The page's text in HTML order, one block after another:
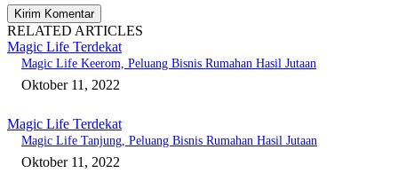
RELATED ARTICLES
Magic Life Terdekat
Magic Life Keerom, Peluang Bisnis Rumahan Hasil Jutaan
Oktober 11, 2022
Magic Life Terdekat
Magic Life Tanjung, Peluang Bisnis Rumahan Hasil Jutaan
Oktober 11, 2022